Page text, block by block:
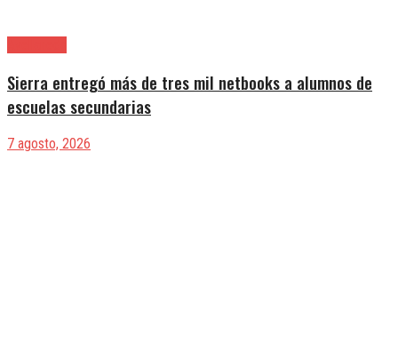
Sierra entregó más de tres mil netbooks a alumnos de
escuelas secundarias
7 agosto, 2026